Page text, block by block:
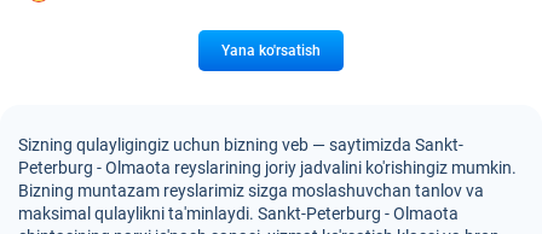
Yana ko'rsatish
Sizning qulayligingiz uchun bizning veb — saytimizda Sankt-
Peterburg - Olmaota reyslarining joriy jadvalini ko'rishingiz mumkin.
Bizning muntazam reyslarimiz sizga moslashuvchan tanlov va
maksimal qulaylikni ta'minlaydi. Sankt-Peterburg - Olmaota